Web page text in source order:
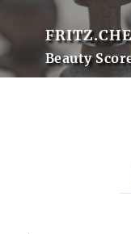
Beauty